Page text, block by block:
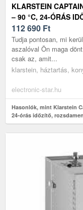
KLARSTEIN
– 90 °C, 24-ÓRÁS
112 690 Ft
Tudja pontosan, mi
aszalóval Ön maga
csak az, amit...
klarstein, háztartás,
electronic-star.hu
Hasonlók, mint Klarstein
24-órás időzítő,